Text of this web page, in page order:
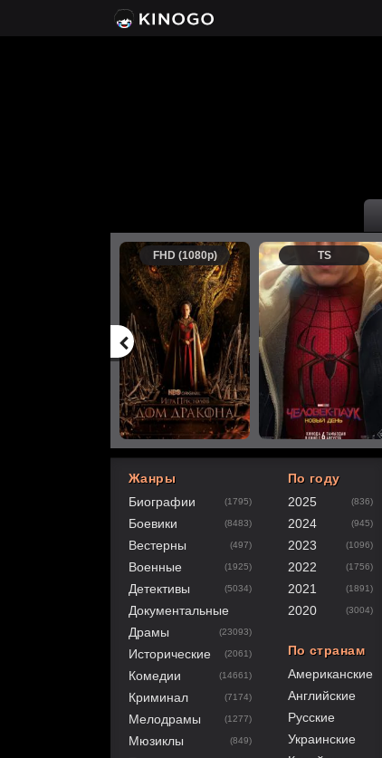
FHD (1080p) TS
80
1 2 3 4
Жанры
Биографии
(1795)
Боевики (8483)
Вестерны (497)
Военные (1925)
Детективы (5034)
Документальные
Драмы
(23093)
Исторические (2061)
Комедии (14661)
Криминал (7174)
Мелодрамы (1277)
Мюзиклы (849)
По году
2025
(836)
2024 (945)
2023 (1096)
2022 (1756)
2021 (1891)
2020 (3004)
По странам
Американские
Английские
Русские
Украинские